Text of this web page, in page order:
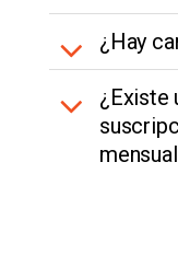
¿Hay
¿Existe